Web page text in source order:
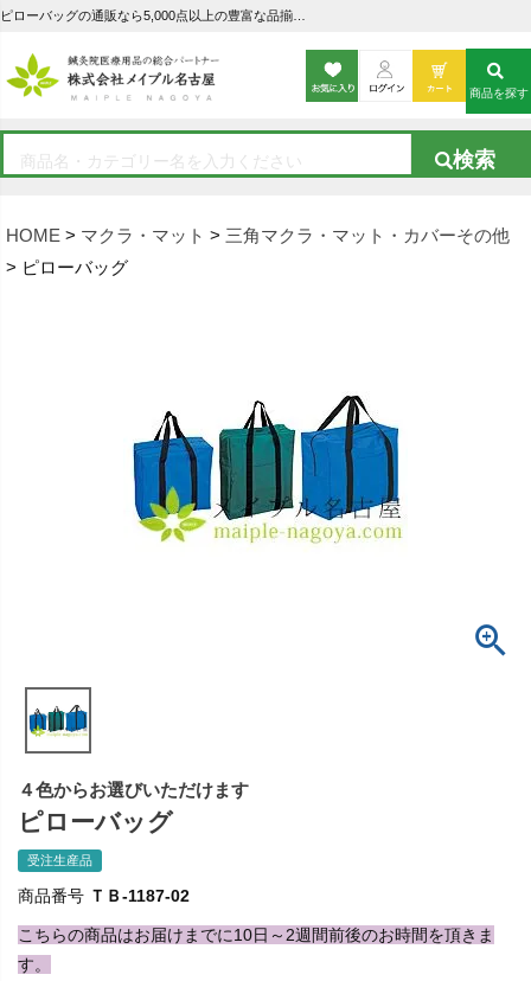
HOME マクラ・マット
三角マクラ・マット・カバーその他
ピローバッグ
商品を探す
４色からお選びいただけます
ピローバッグ
受注生産品
商品番号 ＴＢ-1187-02
こちらの商品はお届けまでに10日～2週間前後のお時間を頂きま
す。